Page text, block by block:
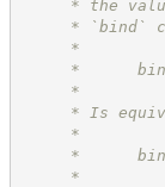
* the value.
* `bind`
*
*
*
* Is
*
*
*